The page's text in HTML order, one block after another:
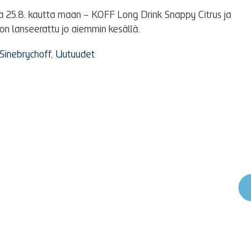
25.8. kautta maan – KOFF Long Drink Snappy Citrus ja
lanseerattu jo aiemmin kesällä.
Sinebrychoff, Uutuudet